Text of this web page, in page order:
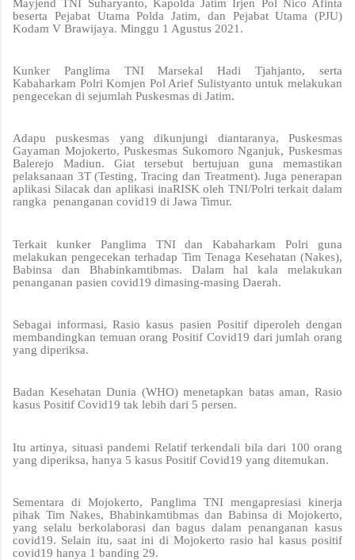
Mayjend TNI Suharyanto, Kapolda Jatim Irjen Pol Nico Afinta
beserta Pejabat Utama Polda Jatim, dan Pejabat Utama (PJU)
Kodam V Brawijaya. Minggu 1 Agustus 2021.
Kunker Panglima TNI Marsekal Hadi Tjahjanto, serta
Kabaharkam Polri Komjen Pol Arief Sulistyanto untuk melakukan
pengecekan di sejumlah Puskesmas di Jatim.
Adapu puskesmas yang dikunjungi diantaranya, Puskesmas
Gayaman Mojokerto, Puskesmas Sukomoro Nganjuk, Puskesmas
Balerejo Madiun. Giat tersebut bertujuan guna memastikan
pelaksanaan 3T (Testing, Tracing dan Treatment). Juga penerapan
aplikasi Silacak dan aplikasi inaRISK oleh TNI/Polri terkait dalam
rangka penanganan covid19 di Jawa Timur.
Terkait kunker Panglima TNI dan Kabaharkam Polri guna
melakukan pengecekan terhadap Tim Tenaga Kesehatan (Nakes),
Babinsa dan Bhabinkamtibmas. Dalam hal kala melakukan
penanganan pasien covid19 dimasing-masing Daerah.
Sebagai informasi, Rasio kasus pasien Positif diperoleh dengan
membandingkan temuan orang Positif Covid19 dari jumlah orang
yang diperiksa.
Badan Kesehatan Dunia (WHO) menetapkan batas aman, Rasio
kasus Positif Covid19 tak lebih dari 5 persen.
Itu artinya, situasi pandemi Relatif terkendali bila dari 100 orang
yang diperiksa, hanya 5 kasus Positif Covid19 yang ditemukan.
Sementara di Mojokerto, Panglima TNI mengapresiasi kinerja
pihak Tim Nakes, Bhabinkamtibmas dan Babinsa di Mojokerto,
yang selalu berkolaborasi dan bagus dalam penanganan kasus
covid19. Selain itu, saat ini di Mojokerto rasio hal kasus positif
covid19 hanya 1 banding 29.